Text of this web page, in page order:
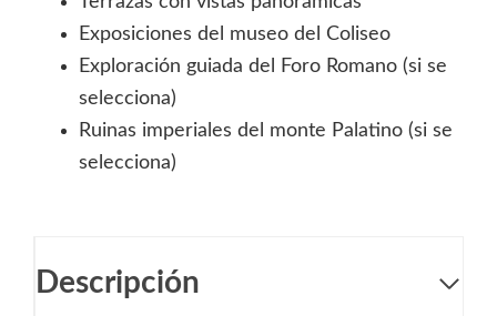
Exposiciones del museo del Coliseo
Exploración guiada del Foro Romano (si se
selecciona)
Ruinas imperiales del monte Palatino (si se
selecciona)
Descripción